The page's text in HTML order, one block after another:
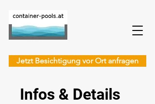
Jetzt Besichtigung vor Ort anfragen
Infos & Details